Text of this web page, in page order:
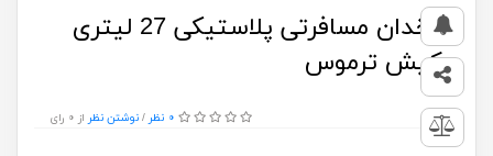
یخدان مسافرتی پلاستیکی 27 لیتری
کیش ترموس
0 نظر / نوشتن نظر از 0 رای